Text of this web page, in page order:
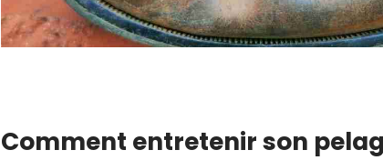
Comment entretenir son